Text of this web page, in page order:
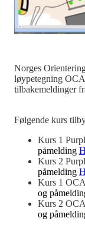
Norges
løypetegning
tilbakemeldinger
Følgende kurs
Kurs 1
påmelding
Kurs 2
påmelding
Kurs 1
og
Kurs 2
og